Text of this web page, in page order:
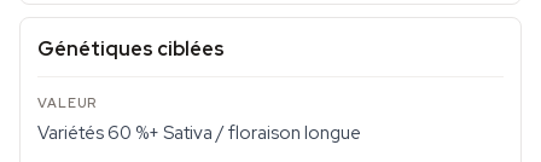
Génétiques ciblées
Variétés 60 %+ Sativa / floraison longue